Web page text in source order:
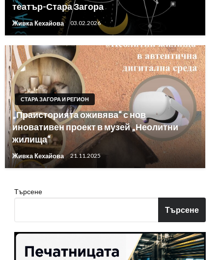
театър-Стара Загора
Живка Кехайова 03.02.2026
СТАРА ЗАГОРА И РЕГИОН
„Праисторията оживява“ с нов
иновативен проект в музей „Неолитни
жилища“
Живка Кехайова 21.11.2025
Търсене
Търсене